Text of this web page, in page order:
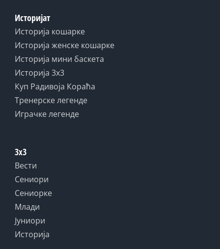
Историјат
Историја кошарке
Историја женске кошарке
Историја мини баскета
Историја 3x3
Куп Радивоја Кораћа
Тренерске легенде
Играчке легенде
3x3
Вести
Сениори
Сениорке
Млади
Јуниори
Историја